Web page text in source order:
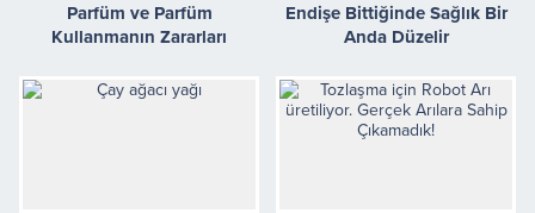
Parfüm ve Parfüm
Kullanmanın Zararları
Endişe Bittiğinde Sağlık Bir
Anda Düzelir